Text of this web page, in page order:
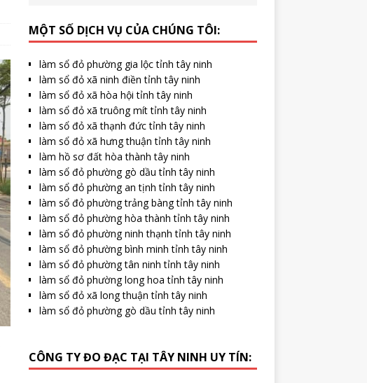
MỘT SỐ DỊCH VỤ CỦA CHÚNG TÔI:
làm sổ đỏ phường gia lộc tỉnh tây ninh
làm sổ đỏ xã ninh điền tỉnh tây ninh
làm sổ đỏ xã hòa hội tỉnh tây ninh
làm sổ đỏ xã truông mít tỉnh tây ninh
làm sổ đỏ xã thạnh đức tỉnh tây ninh
làm sổ đỏ xã hưng thuận tỉnh tây ninh
làm hồ sơ đất hòa thành tây ninh
làm sổ đỏ phường gò dầu tỉnh tây ninh
làm sổ đỏ phường an tịnh tỉnh tây ninh
làm sổ đỏ phường trảng bàng tỉnh tây ninh
làm sổ đỏ phường hòa thành tỉnh tây ninh
làm sổ đỏ phường ninh thạnh tỉnh tây ninh
làm sổ đỏ phường bình minh tỉnh tây ninh
làm sổ đỏ phường tân ninh tỉnh tây ninh
làm sổ đỏ phường long hoa tỉnh tây ninh
làm sổ đỏ xã long thuận tỉnh tây ninh
làm sổ đỏ phường gò dầu tỉnh tây ninh
CÔNG TY ĐO ĐẠC TẠI TÂY NINH UY TÍN: